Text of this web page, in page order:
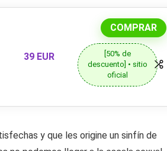
39 EUR
COMPRAR
[50% de
descuento] • sitio
oficial
y que les origine un sinfín de